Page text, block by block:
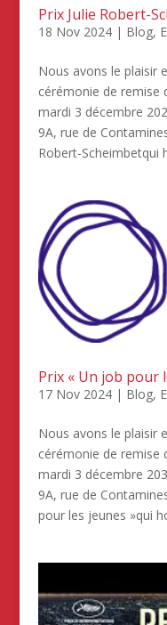
Prix Julie Robert-
18 Nov 2024| Blog,
Nous avons le plaisir
cérémonie de remise
mardi 3 décembre
9A, rue de
Robert-Scheimbetqui
Prix « Un job pour
17 Nov 2024| Blog,
Nous avons le plaisir
cérémonie de remise
mardi 3 décembre
9A, rue de
pour les jeunes »qui